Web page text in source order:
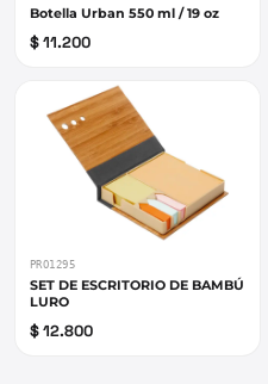
Botella Urban 550 ml / 19 oz
$ 11.200
PRO1295
SET DE ESCRITORIO DE BAMBÚ
LURO
$ 12.800